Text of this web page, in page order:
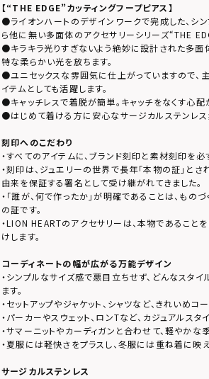
【“THE EDGE”カッティングフープピアス】
●ライオンハートのデザインワークで完成した、シ
ら他に無い多面体のアクセサリーシリーズ“THE
●キラキラ光りすぎないよう絶妙に設計された多面
特な柔らかい光を放ちます。
●ユニセックスな雰囲気に仕上がっていますので、
イテムとしても活躍します。
●キャッチレスで着脱が簡単。キャッチをなくす心配
●はじめて着ける方に安心なサージカルステンレス
刻印へのこだわり
・すべてのアイテムに、ブランド刻印と素材刻印を必
・刻印は、ジュエリーの世界で長年「本物の証」とさ
由来を保証する署名として受け継がれてきました。
・「誰が、何で作ったか」が明確であることは、もの
の証です。
・LION HEARTのアクセサリーは、本物であること
けします。
コーディネートの幅が広がる万能デザイン
・シンプルなサイズ感で悪目立ちせず、どんなスタイ
ます。
・セットアップやジャケット、シャツなど、きれいめ
・パーカーやスウェット、ロンTなど、カジュアルスタ
・サマーニットやカーディガンと合わせて、軽やかな
・夏服には軽快さをプラスし、冬服には重ね着に映え
サージカルステンレス